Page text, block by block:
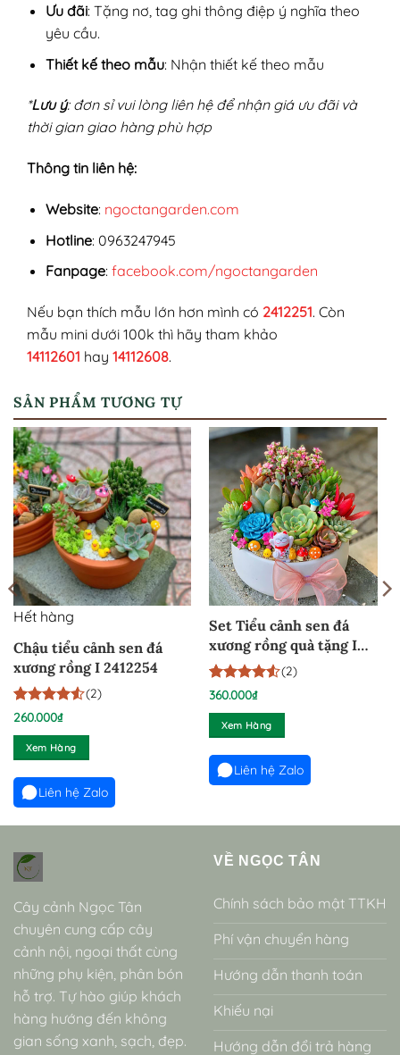
Ưu đãi: Tặng nơ, tag ghi thông điệp ý nghĩa theo
yêu cầu.
Thiết kế theo mẫu: Nhận thiết kế theo mẫu
*Lưu ý: đơn sỉ vui lòng liên hệ để nhận giá ưu đãi và
thời gian giao hàng phù hợp
Thông tin liên hệ:
Website: ngoctangarden.com
Hotline: 0963247945
Fanpage: facebook.com/ngoctangarden
Nếu bạn thích mẫu lớn hơn mình có 2412251. Còn
mẫu mini dưới 100k thì hãy tham khảo
14112601 hay 14112608.
SẢN PHẨM TƯƠNG TỰ
Hết hàng
Chậu tiểu cảnh sen đá
xương rồng I 2412254
4.5trên 5
2
đánh giá
(2)
260.000₫
Xem Hàng
Liên hệ Zalo
Set Tiểu cảnh sen đá
xương rồng quà tặng I
2412251
4.5trên 5
2
đánh giá
(2)
360.000₫
Xem Hàng
Liên hệ Zalo
Cây cảnh Ngọc Tân
chuyên cung cấp cây
cảnh nội, ngoại thất cùng
những phụ kiện, phân bón
hỗ trợ. Tự hào giúp khách
hàng hướng đến không
gian sống xanh, sạch, đẹp.
VỀ NGỌC TÂN
Chính sách bảo mật TTKH
Phí vận chuyển hàng
Hướng dẫn thanh toán
Khiếu nại
Hướng dẫn đổi trả hàng